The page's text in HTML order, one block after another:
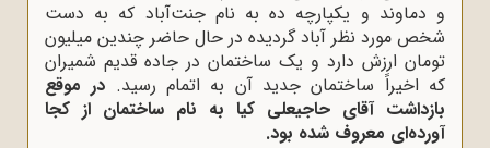
و دماوند و یکپارچه ده به نام جنت‌آباد که به دست
شخص مورد نظر آباد گردیده در حال حاضر چندین میلیون
تومان ارزش دارد و یک ساختمان در جاده قدیم شمیران
که اخیراً ساختمان جدید آن به اتمام رسید. در موقع
بازداشت آقای حاجیعلی کیا به نام ساختمان از کجا
آورده‌ای معروف شده بود.